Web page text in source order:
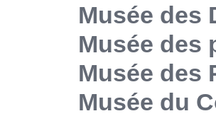
Musée des
Musée des
Musée des
Musée du